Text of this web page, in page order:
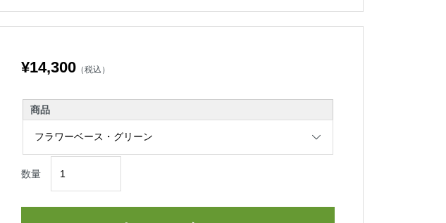
¥14,300（税込）
商品
数量